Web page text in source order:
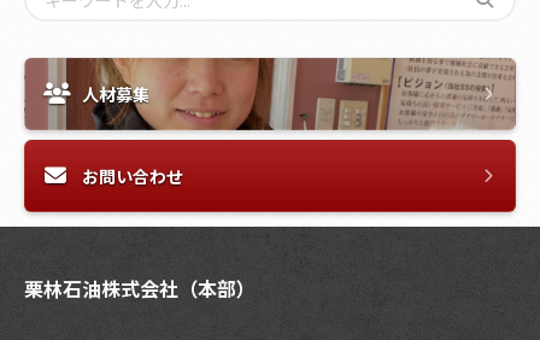
人材募集
お問い合わせ
栗林石油株式会社（本部）